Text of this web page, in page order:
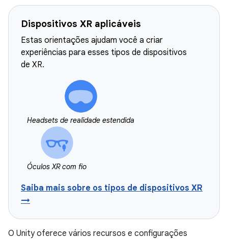
Dispositivos XR aplicáveis
Estas orientações ajudam você a criar
experiências para esses tipos de dispositivos
de XR.
Headsets de realidade estendida
Óculos XR com fio
Saiba mais sobre os tipos de dispositivos XR
→
O Unity oferece vários recursos e configurações